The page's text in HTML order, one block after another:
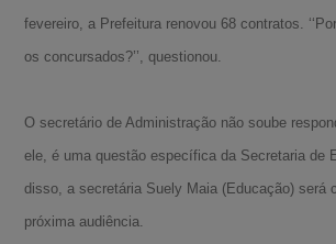
fevereiro, a Prefeitura renovou 68 contratos.
os concursados?’’, questionou.
O secretário de Administração não soube
ele, é uma questão específica da Secretaria de
disso, a secretária Suely Maia (Educação) será
próxima audiência.